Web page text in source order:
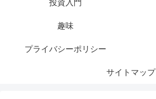
投資入門
趣味
プライバシーポリシー
サイトマップ